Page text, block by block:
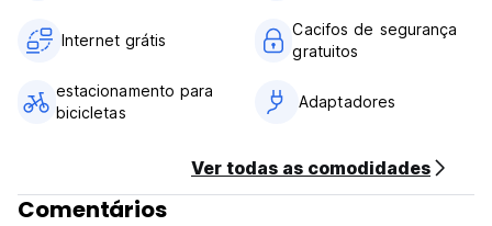
Internet grátis
Cacifos de segurança
gratuitos
estacionamento para
bicicletas
Adaptadores
Ver todas as comodidades
Comentários